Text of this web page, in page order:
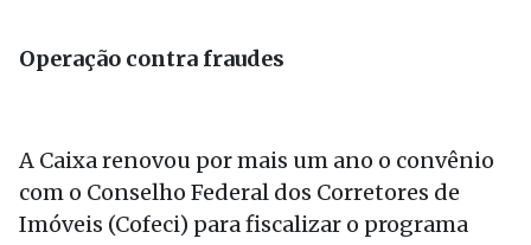
Operação contra fraudes
A Caixa renovou por mais um ano o convênio
com o Conselho Federal dos Corretores de
Imóveis (Cofeci) para fiscalizar o programa